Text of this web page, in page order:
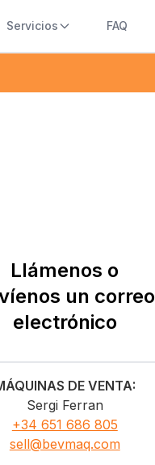
Servicios FAQ
Llámenos o
un correo
electrónico
DE VENTA:
Sergi Ferran
+34 651 686 805
sell@bevmaq.com